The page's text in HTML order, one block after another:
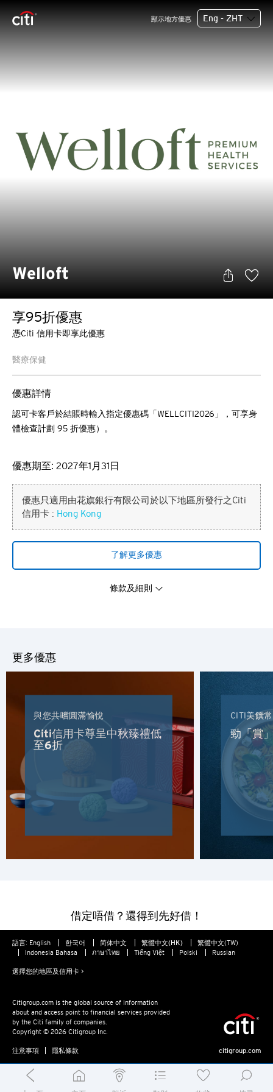
顯示地方優惠 Eng - ZHT
Welloft
享95折優惠
憑Citi 信用卡即享此優惠
醫療保健
優惠詳情
認可卡客戶於結賬時輸入指定優惠碼「WELLCITI2026」，可享身
體檢查計劃 95 折優惠）。
優惠期至: 2027年1月31日
優惠只適用由花旗銀行有限公司於以下地區所發行之Citi
信用卡 : Hong Kong
了解更多優惠
條款及細則
更多優惠
與您共嚐圓滿愉悅
Citi信用卡尊呈中秋臻禮低
至6折
CITI美饌
勁「賞
(香港)有限公司對該網站之內容及閣下使用有關內容一切概不
負責。
借定唔借？還得到先好借！
語言: English 한국어 简体中文 繁體中文(HK)
繁體中文(TW)
Indonesia Bahasa
ภาษาไทย Tiếng Việt Polski Russian
選擇您的地區及信用卡 >
Citigroup.com is the global source of information
about and access point to financial services provided
by the Citi family of companies.
Copyright © 2026 Citigroup Inc.
注意事項 隱私條款 citigroup.com
熱門地方
熱門地方
悉尼, 澳洲
新加坡
曼谷, 泰國
東京, 日本
香港
香港島, 香港
九龍, 香港
N
新界, 香港
H